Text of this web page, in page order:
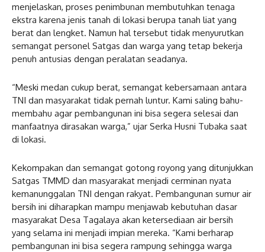
menjelaskan, proses penimbunan membutuhkan tenaga
ekstra karena jenis tanah di lokasi berupa tanah liat yang
berat dan lengket. Namun hal tersebut tidak menyurutkan
semangat personel Satgas dan warga yang tetap bekerja
penuh antusias dengan peralatan seadanya.
“Meski medan cukup berat, semangat kebersamaan antara
TNI dan masyarakat tidak pernah luntur. Kami saling bahu-
membahu agar pembangunan ini bisa segera selesai dan
manfaatnya dirasakan warga,” ujar Serka Husni Tubaka saat
di lokasi.
Kekompakan dan semangat gotong royong yang ditunjukkan
Satgas TMMD dan masyarakat menjadi cerminan nyata
kemanunggalan TNI dengan rakyat. Pembangunan sumur air
bersih ini diharapkan mampu menjawab kebutuhan dasar
masyarakat Desa Tagalaya akan ketersediaan air bersih
yang selama ini menjadi impian mereka. “Kami berharap
pembangunan ini bisa segera rampung sehingga warga